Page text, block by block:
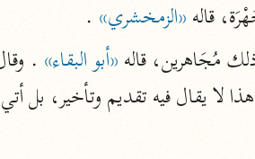
روح المعاني
الآلوسي (١٢٧٠ هـ)
قاله «الزمخشري» .
مُجَاهرين، قاله «أبو البقاء»